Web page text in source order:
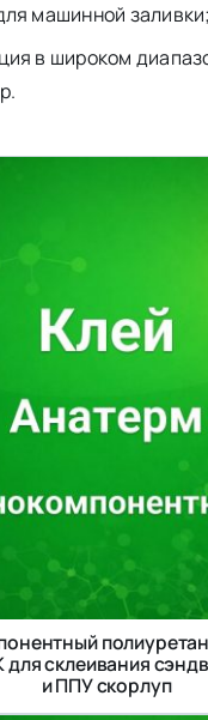
машинной заливки;
в широком
для склеивания
и ППУ скорлуп